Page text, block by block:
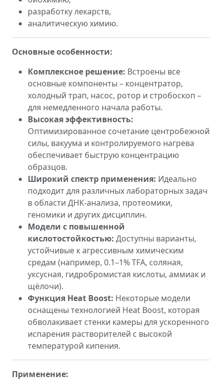
разработку лекарств,
аналитическую химию.
Основные особенности:
Комплексное решение: Встроены все
основные компоненты – концентратор,
холодный трап, насос, ротор и стробоскоп –
для немедленного начала работы.
Высокая эффективность:
Оптимизированное сочетание центробежной
силы, вакуума и контролируемого нагрева
обеспечивает быструю концентрацию
образцов.
Широкий спектр применения: Идеально
подходит для различных лабораторных задач
в области ДНК-анализа, протеомики,
геномики и других дисциплин.
Модели с повышенной
кислотостойкостью: Доступны варианты,
устойчивые к агрессивным химическим
средам (например, 0.1–1% TFA, соляная,
уксусная, гидробромистая кислоты, аммиак и
щёлочи).
Функция Heat Boost: Некоторые модели
оснащены технологией Heat Boost, которая
обволакивает стенки камеры для ускоренного
испарения растворителей с высокой
температурой кипения.
Применение: